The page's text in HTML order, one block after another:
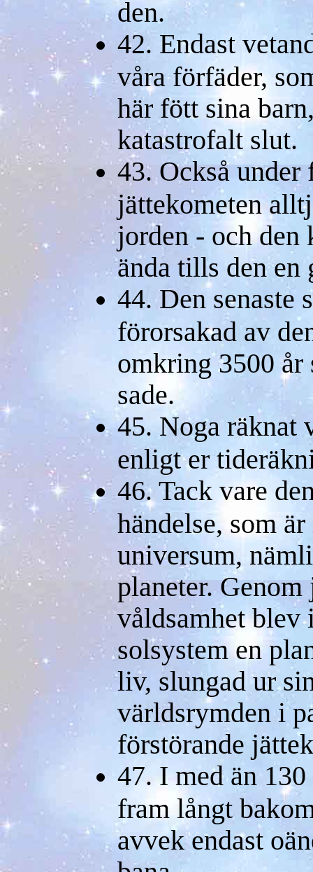
den.
42. Endast
våra förfäder,
här fött sina
katastrofalt slut.
43. Också under
jättekometen
jorden - och
ända tills den
44. Den senaste
förorsakad av
omkring 3500 år
sade.
45. Noga räknat
enligt er
46. Tack vare
händelse, som
universum,
planeter. Genom
våldsamhet blev
solsystem en
liv, slungad ur
världsrymden i
förstörande
47. I med än
fram långt
avvek endast